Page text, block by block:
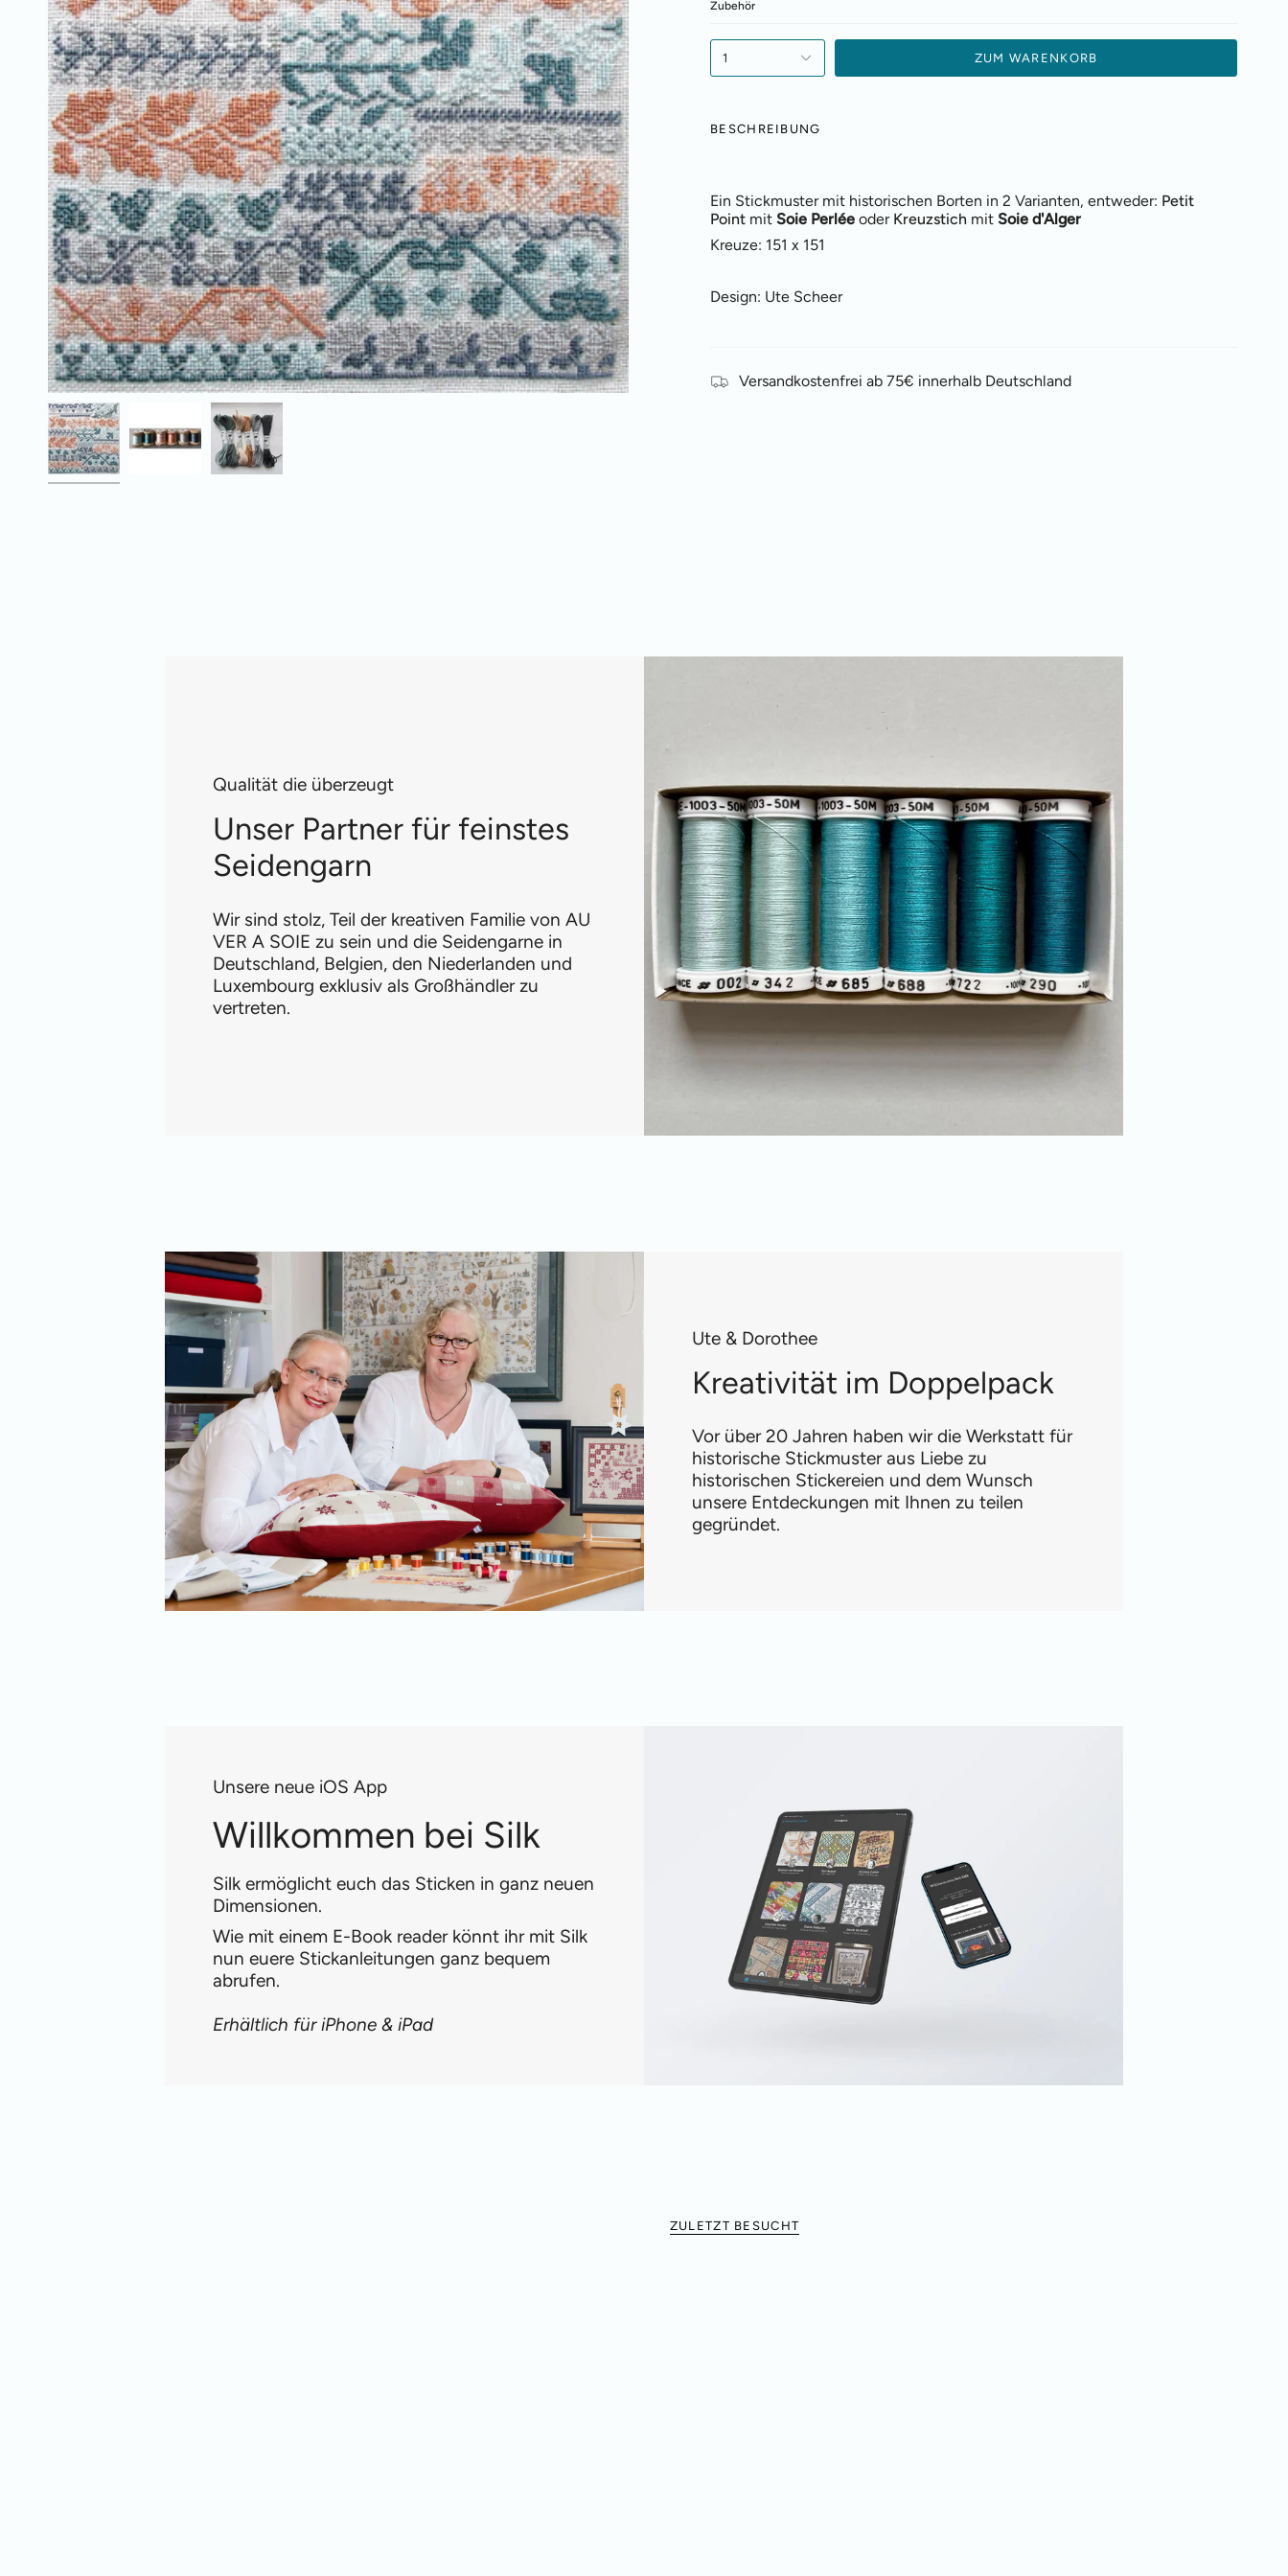
Zubehör
1 ZUM WARENKORB
BESCHREIBUNG
Ein Stickmuster mit historischen Borten in 2 Varianten, entweder: Petit
Point mit Soie Perlée oder Kreuzstich mit Soie d'Alger
Kreuze: 151 x 151
Design: Ute Scheer
Versandkostenfrei ab 75€ innerhalb Deutschland
Qualität die überzeugt
Unser Partner für feinstes
Seidengarn
Wir sind stolz, Teil der kreativen Familie von AU
VER A SOIE zu sein und die Seidengarne in
Deutschland, Belgien, den Niederlanden und
Luxembourg exklusiv als Großhändler zu
vertreten.
Ute & Dorothee
Kreativität im Doppelpack
Vor über 20 Jahren haben wir die Werkstatt für
historische Stickmuster aus Liebe zu
historischen Stickereien und dem Wunsch
unsere Entdeckungen mit Ihnen zu teilen
gegründet.
Unsere neue iOS App
Willkommen bei Silk
Silk ermöglicht euch das Sticken in ganz neuen
Dimensionen.
Wie mit einem E-Book reader könnt ihr mit Silk
nun euere Stickanleitungen ganz bequem
abrufen.
Erhältlich für iPhone & iPad
ZULETZT BESUCHT